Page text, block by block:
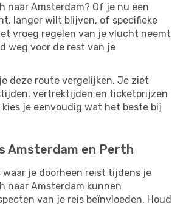
naar Amsterdam? Of je nu een
langer wilt blijven, of specifieke
vroeg regelen van je vlucht neemt
weg voor de rest van je
deze route vergelijken. Je ziet
vertrektijden en ticketprijzen
kies je eenvoudig wat het beste bij
Amsterdam en Perth
waar je doorheen reist tijdens je
naar Amsterdam kunnen
van je reis beïnvloeden. Houd